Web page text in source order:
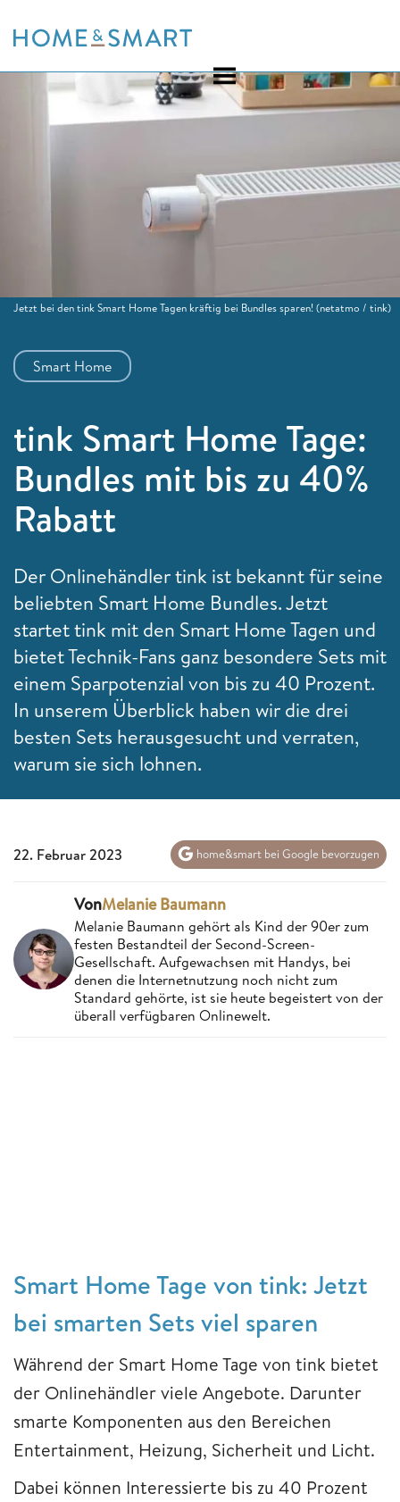
to
Smart Home
tink Smart Home Tage:
Bundles mit bis zu 40%
Rabatt
Der Onlinehändler tink ist bekannt für seine
beliebten Smart Home Bundles. Jetzt
startet tink mit den Smart Home Tagen und
bietet Technik-Fans ganz besondere Sets mit
einem Sparpotenzial von bis zu 40 Prozent.
In unserem Überblick haben wir die drei
besten Sets herausgesucht und verraten,
warum sie sich lohnen.
Jetzt bei den tink Smart Home Tagen kräftig bei Bundles sparen!(netatmo / tink)
22. Februar 2023 home&smart bei Google bevorzugen
VonMelanie Baumann
Melanie Baumann gehört als Kind der 90er zum
festen Bestandteil der Second-Screen-
Gesellschaft. Aufgewachsen mit Handys, bei
denen die Internetnutzung noch nicht zum
Standard gehörte, ist sie heute begeistert von der
überall verfügbaren Onlinewelt.
Smart Home Tage von tink: Jetzt
bei smarten Sets viel sparen
Während der Smart Home Tage von tink bietet
der Onlinehändler viele Angebote. Darunter
smarte Komponenten aus den Bereichen
Entertainment, Heizung, Sicherheit und Licht.
Dabei können Interessierte bis zu 40 Prozent